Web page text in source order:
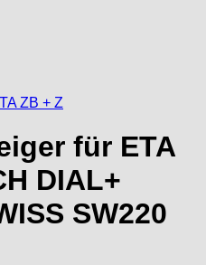
ZB + Z
für ETA
DIAL+
SW220